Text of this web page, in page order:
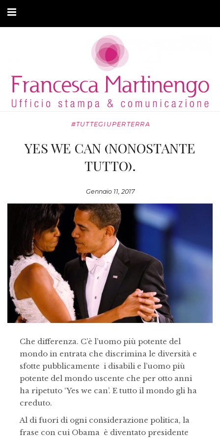
ARTICOLI
MODA ADATTIVA
PRIVACY
#TUTTEGIUPERTERRA
YES WE CAN (NONOSTANTE
TUTTO).
Gennaio 11, 2017
Che differenza. C’è l’uomo più potente del
mondo in entrata che discrimina le diversità e
sfotte pubblicamente i disabili e l’uomo più
potente del mondo uscente che per otto anni
ha ripetuto ‘Yes we can’. E tutto il mondo gli ha
creduto.
Al di fuori di ogni considerazione politica, la
frase con cui Obama è diventato presidente